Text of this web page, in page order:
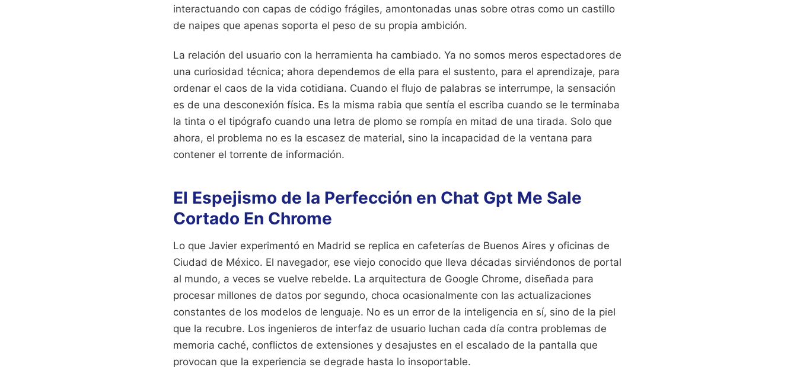
interactuando con capas de código frágiles, amontonadas unas sobre otras como un castillo
de naipes que apenas soporta el peso de su propia ambición.
La relación del usuario con la herramienta ha cambiado. Ya no somos meros espectadores de
una curiosidad técnica; ahora dependemos de ella para el sustento, para el aprendizaje, para
ordenar el caos de la vida cotidiana. Cuando el flujo de palabras se interrumpe, la sensación
es de una desconexión física. Es la misma rabia que sentía el escriba cuando se le terminaba
la tinta o el tipógrafo cuando una letra de plomo se rompía en mitad de una tirada. Solo que
ahora, el problema no es la escasez de material, sino la incapacidad de la ventana para
contener el torrente de información.
El Espejismo de la Perfección en Chat Gpt Me Sale
Cortado En Chrome
Lo que Javier experimentó en Madrid se replica en cafeterías de Buenos Aires y oficinas de
Ciudad de México. El navegador, ese viejo conocido que lleva décadas sirviéndonos de portal
al mundo, a veces se vuelve rebelde. La arquitectura de Google Chrome, diseñada para
procesar millones de datos por segundo, choca ocasionalmente con las actualizaciones
constantes de los modelos de lenguaje. No es un error de la inteligencia en sí, sino de la piel
que la recubre. Los ingenieros de interfaz de usuario luchan cada día contra problemas de
memoria caché, conflictos de extensiones y desajustes en el escalado de la pantalla que
provocan que la experiencia se degrade hasta lo insoportable.